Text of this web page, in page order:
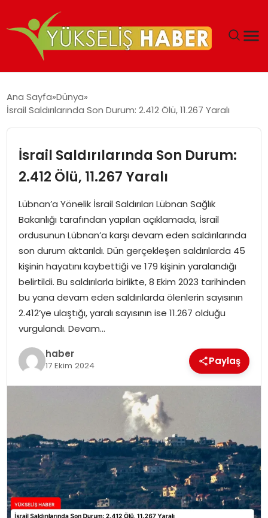
MALIYETLERINI AZALTIYOR’
Ana Sayfa Dünya
İsrail Saldırılarında Son Durum: 2.412 Ölü, 11.267 Yaralı
İsrail Saldırılarında Son Durum:
2.412 Ölü, 11.267 Yaralı
Lübnan’a Yönelik İsrail Saldırıları Lübnan Sağlık
Bakanlığı tarafından yapılan açıklamada, İsrail
ordusunun Lübnan’a karşı devam eden saldırılarında
son durum aktarıldı. Dün gerçekleşen saldırılarda 45
kişinin hayatını kaybettiği ve 179 kişinin yaralandığı
belirtildi. Bu saldırılarla birlikte, 8 Ekim 2023 tarihinden
bu yana devam eden saldırılarda ölenlerin sayısının
2.412’ye ulaştığı, yaralı sayısının ise 11.267 olduğu
vurgulandı. Devam…
haber
17 Ekim 2024 Paylaş